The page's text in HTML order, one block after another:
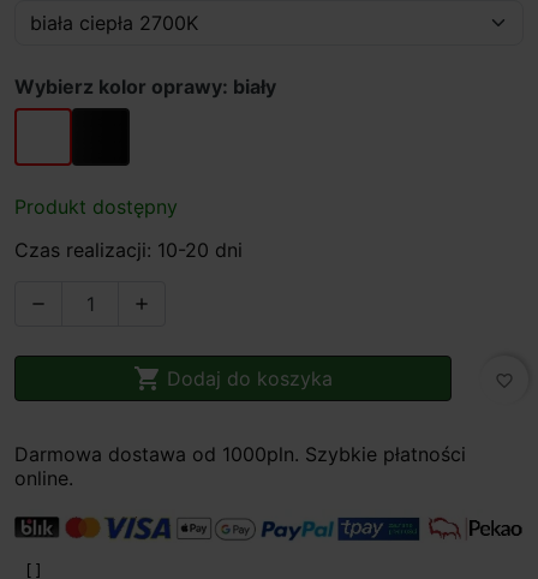
Wybierz kolor oprawy: biały
biały czarny
Produkt dostępny
Czas realizacji: 10-20 dni
 
 Dodaj do koszyka favorite_border
Darmowa dostawa od 1000pln. Szybkie płatności
online.